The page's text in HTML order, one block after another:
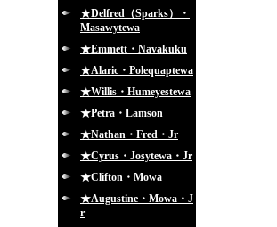
★Delfred（Sparks）・
Masawytewa
★Emmett・Navakuku
★Alaric・Polequaptewa
★Willis・Humeyestewa
★Petra・Lamson
★Nathan・Fred・Jr
★Cyrus・Josytewa・Jr
★Clifton・Mowa
★Augustine・Mowa・J
r